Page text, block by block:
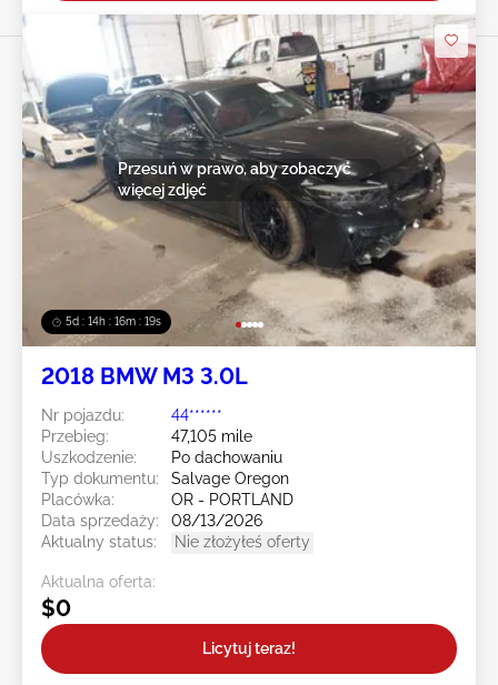
5d : 14h : 16m : 16s
Przesuń w prawo, aby zobaczyć
więcej zdjęć
2018 BMW M3 3.0L
Nr pojazdu:
44******
Przebieg:
47,105 mile
Uszkodzenie:
Po dachowaniu
Typ dokumentu:
Salvage Oregon
Placówka:
OR - PORTLAND
Data sprzedaży:
08/13/2026
Aktualny status:
Nie złożyłeś oferty
Aktualna oferta:
$0
Licytuj teraz!